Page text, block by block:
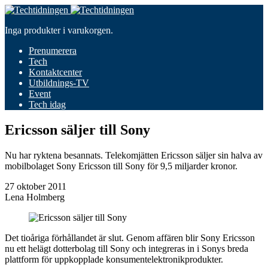
Inga produkter i varukorgen.
Prenumerera
Tech
Kontaktcenter
Utbildnings-TV
Event
Tech idag
Ericsson säljer till Sony
Nu har ryktena besannats. Telekomjätten Ericsson säljer sin halva av
mobilbolaget Sony Ericsson till Sony för 9,5 miljarder kronor.
27 oktober 2011
Lena Holmberg
Det tioåriga förhållandet är slut. Genom affären blir Sony Ericsson
nu ett helägt dotterbolag till Sony och integreras in i Sonys breda
plattform för uppkopplade konsumentelektronikprodukter.